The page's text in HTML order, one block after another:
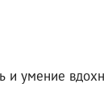
умение